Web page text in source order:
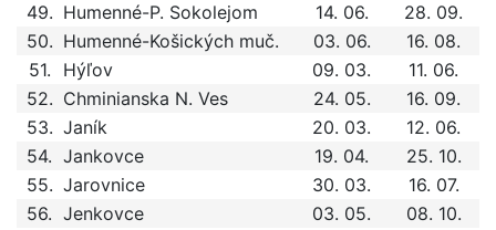
49. Humenné-P. Sokolejom 14. 06.
28. 09.
50. Humenné-Košických muč. 03. 06.
16. 08.
51.
Hýľov 09. 03.
11. 06.
52. Chminianska N. Ves 24. 05.
16. 09.
53. Janík 20. 03.
12. 06.
54. Jankovce 19. 04.
25. 10.
55. Jarovnice 30. 03.
16. 07.
56. Jenkovce 03. 05.
08. 10.